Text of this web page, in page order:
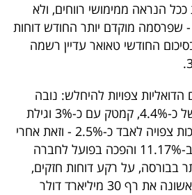
הנראה ממימושי רווחים, ולא
מוקדם יותר החודש דוחות
החודשי טאואר עדיין רשמה
צפויות להיחלש: נובה
חוזרת עם פער שלילי של כ-4.4%, קמטק עם כ-3% וגילת
עם כ-6%. אלביט מערכות צפויה לאבד כ-2.5% - וזאת אחרי
שבוע מצוין שבו זינקה ב-11.17% והפכה בפועל לחברה
בבורסה, על רקע דוחות חזקים,
צבר הזמנות שחצה לראשונה את רף 30 מיליארד דולר